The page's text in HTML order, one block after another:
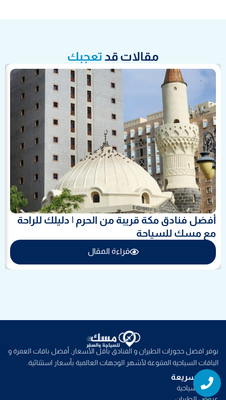
Phone
Whatsapp
مقالات قد تعجبك
أفضل فنادق مكة قريبة من الحرم | دليلك للراحة
مع مسك للسياحة
قراءة المقال
نوفر افضل حجوزات الطيران و الفنادق بأقل الأسعار, أفضل باقات العمرة و
الباقات السياحية المتنوعة لأشهر الوجهات العالمية بأسعار استثنائية.
روابط سريعة
خدمات سياحية